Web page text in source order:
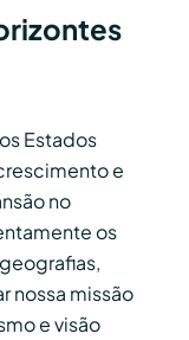
Estados
e
no
os
nossa missão
e visão